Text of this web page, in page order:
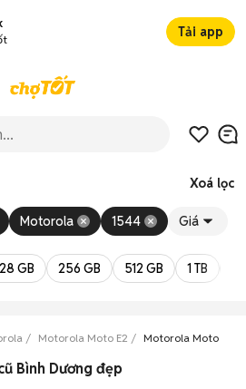
Tải app
Xoá lọc
Motorola 1544 Giá
GB 256 GB 512 GB 1 TB
Motorola Moto E2 Motorola Moto E2
Bình Dương đẹp